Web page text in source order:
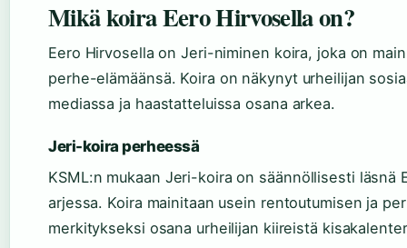
Mikä koira Eero Hirvosella on?
Eero Hirvosella on Jeri-niminen koira, joka on
perhe-elämäänsä. Koira on näkynyt urheilijan
mediassa ja haastatteluissa osana arkea.
Jeri-koira perheessä
KSML:n mukaan Jeri-koira on säännöllisesti läsnä
arjessa. Koira mainitaan usein rentoutumisen ja
merkitykseksi osana urheilijan kiireistä